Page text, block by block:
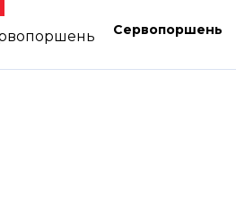
Сервопоршень